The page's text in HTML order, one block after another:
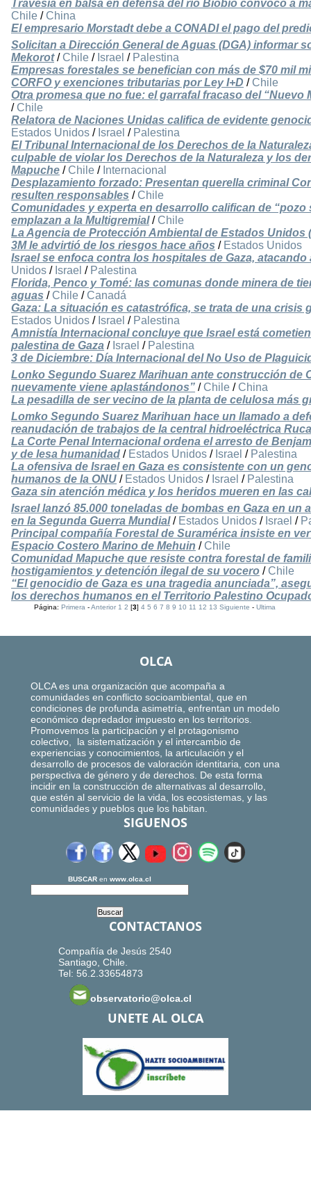
Travesía en balsa en defensa del río Biobío convocó a
Chile / China
El empresario Morstadt debe a CONADI el pago del
Solicitan a Dirección General de Aguas (DGA) informar
Mekorot/ Chile / Israel / Palestina
Empresas forestales se benefician con más de $70 mil
CORFO y exenciones tributarias por Ley I+D / Chile
Otra promesa que no fue: el garrafal fracaso del
/ Chile
Relatora de Naciones Unidas califica de evidente
Estados Unidos / Israel / Palestina
El Tribunal Internacional de los Derechos de la
culpable de violar los Derechos de la Naturaleza y los
Mapuche / Chile / Internacional
Desplazamiento forzado: Presentan querella criminal
resulten responsables / Chile
Comunidades y experta en desarrollo califican de
emplazan a la Multigremial/ Chile
La Agencia de Protección Ambiental de Estados
3M le advirtió de los riesgos hace años / Estados Unidos
Israel se enfoca contra los hospitales de Gaza,
Unidos / Israel / Palestina
Florida, Penco y Tomé: las comunas donde minera de
aguas / Chile / Canadá
Gaza: La situación es catastrófica, se trata de una crisis
Estados Unidos / Israel / Palestina
Amnistía Internacional concluye que Israel está
palestina de Gaza / Israel / Palestina
3 de Diciembre: Día Internacional del No Uso de
Lonko Segundo Suarez Marihuan ante construcción de
nuevamente viene aplastándonos” / Chile / China
La pesadilla de ser vecino de la planta de celulosa más
Lomko Segundo Suarez Marihuan hace un llamado a
reanudación de trabajos de la central hidroeléctrica
La Corte Penal Internacional ordena el arresto de
y de lesa humanidad / Estados Unidos / Israel / Palestina
La ofensiva de Israel en Gaza es consistente con un
humanos de la ONU / Estados Unidos / Israel / Palestina
Gaza sin atención médica y los heridos mueren en las
Israel lanzó 85.000 toneladas de bombas en Gaza en
en la Segunda Guerra Mundial/ Estados Unidos / Israel /
Principal compañía Forestal de Suramérica insiste en
Espacio Costero Marino de Mehuin / Chile
Comunidad Mapuche que resiste contra forestal de
hostigamientos y detención ilegal de su vocero / Chile
“El genocidio de Gaza es una tragedia anunciada”,
los derechos humanos en el Territorio Palestino
Página:Primera -Anterior 1 2 [3]4 5 6 7 8 9 10 11 12 13 Siguiente -Ultima
OLCA
OLCA es una organización que acompaña a
comunidades en conflicto socioambiental, que en
condiciones de profunda asimetría, enfrentan un modelo
económico depredador impuesto en los territorios.
Promovemos la participación y el protagonismo
colectivo, la sistematización y el intercambio de
experiencias y conocimientos, la articulación y el
desarrollo de procesos de valoración identitaria, con una
perspectiva de género y de derechos. De esta forma
incidir en la construcción de alternativas al desarrollo,
que estén al servicio de la vida, los ecosistemas, y las
comunidades y pueblos que los habitan.
SIGUENOS
BUSCAR en www.olca.cl
CONTACTANOS
Compañía de Jesús 2540
Santiago, Chile.
Tel: 56.2.33654873
observatorio@olca.cl
UNETE AL OLCA